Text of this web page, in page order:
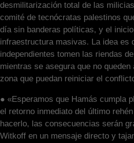
desmilitarización total de las
comité de tecnócratas palestinos
día sin banderas políticas, y el
infraestructura masivas. La idea es
independientes tomen las riendas
mientras se asegura que no
zona que puedan reiniciar el
● «Esperamos que Hamás cumpla
el retorno inmediato del último
hacerlo, las consecuencias serán
Witkoff en un mensaje directo y